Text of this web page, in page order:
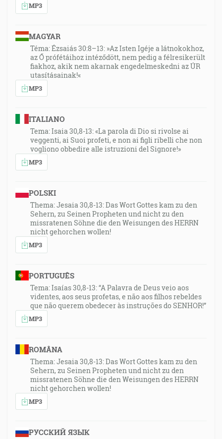
MP3
MAGYAR
Téma: Ézsaiás 30:8–13: »Az Isten Igéje a látnokokhoz,
az Ő prófétáihoz intéződött, nem pedig a félresikerült
fiakhoz, akik nem akarnak engedelmeskedni az ÚR
utasításainak!«
MP3
ITALIANO
Tema: Isaia 30,8-13: «La parola di Dio si rivolse ai
veggenti, ai Suoi profeti, e non ai figli ribelli che non
vogliono obbedire alle istruzioni del Signore!»
MP3
POLSKI
Thema: Jesaia 30,8-13: Das Wort Gottes kam zu den
Sehern, zu Seinen Propheten und nicht zu den
missratenen Söhne die den Weisungen des HERRN
nicht gehorchen wollen!
MP3
PORTUGUÊS
Tema: Isaías 30,8-13: “A Palavra de Deus veio aos
videntes, aos seus profetas, e não aos filhos rebeldes
que não querem obedecer às instruções do SENHOR!”
MP3
ROMÂNA
Thema: Jesaia 30,8-13: Das Wort Gottes kam zu den
Sehern, zu Seinen Propheten und nicht zu den
missratenen Söhne die den Weisungen des HERRN
nicht gehorchen wollen!
MP3
РУССКИЙ ЯЗЫК